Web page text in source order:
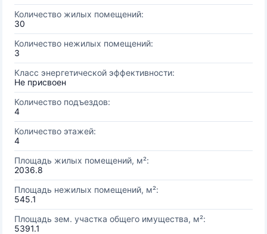
Количество жилых помещений:
30
Количество нежилых помещений:
3
Класс энергетической эффективности:
Не присвоен
Количество подъездов:
4
Количество этажей:
4
Площадь жилых помещений, м²:
2036.8
Площадь нежилых помещений, м²:
545.1
Площадь зем. участка общего имущества, м²:
5391.1